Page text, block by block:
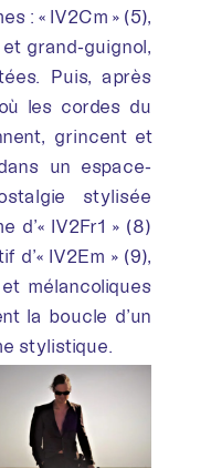
: « IV2Cm » (5),
grand-guignol,
Puis, après
les cordes du
grincent et
un espace-
stylisée
d’« IV2Fr1 » (8)
IV2Em » (9),
mélancoliques
la boucle d’un
stylistique.